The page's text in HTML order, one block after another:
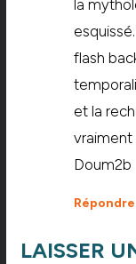
la
flash
et la
vraiment
Doum2b
Répondre
LAISSER